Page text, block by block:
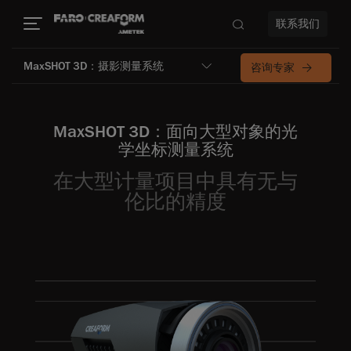
联系我们
MaxSHOT 3D：摄影测量系统 咨询专家
MaxSHOT 3D：面向大型对象的光
学坐标测量系统
在大型计量项目中具有无与
伦比的精度